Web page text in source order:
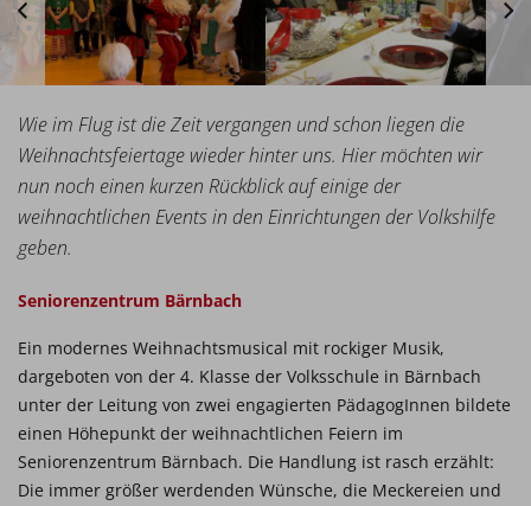
Wie im Flug ist die Zeit vergangen und schon liegen die
Weihnachtsfeiertage wieder hinter uns. Hier möchten wir
nun noch einen kurzen Rückblick auf einige der
weihnachtlichen Events in den Einrichtungen der Volkshilfe
geben.
Seniorenzentrum Bärnbach
Ein modernes Weihnachtsmusical mit rockiger Musik,
dargeboten von der 4. Klasse der Volksschule in Bärnbach
unter der Leitung von zwei engagierten PädagogInnen bildete
einen Höhepunkt der weihnachtlichen Feiern im
Seniorenzentrum Bärnbach. Die Handlung ist rasch erzählt:
Die immer größer werdenden Wünsche, die Meckereien und